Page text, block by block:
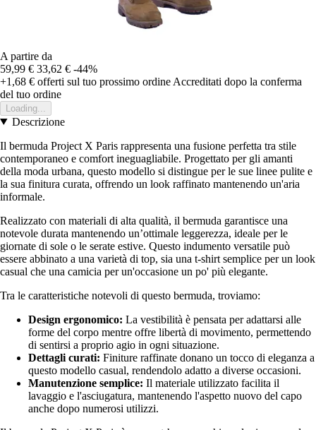
A partire da
59,99 € 33,62 € -44%
+1,68 € offerti sul tuo prossimo ordine Accreditati dopo la conferma
del tuo ordine
Loading...
Descrizione
Il bermuda Project X Paris rappresenta una fusione perfetta tra stile
contemporaneo e comfort ineguagliabile. Progettato per gli amanti
della moda urbana, questo modello si distingue per le sue linee pulite e
la sua finitura curata, offrendo un look raffinato mantenendo un'aria
informale.
Realizzato con materiali di alta qualità, il bermuda garantisce una
notevole durata mantenendo un’ottimale leggerezza, ideale per le
giornate di sole o le serate estive. Questo indumento versatile può
essere abbinato a una varietà di top, sia una t-shirt semplice per un look
casual che una camicia per un'occasione un po' più elegante.
Tra le caratteristiche notevoli di questo bermuda, troviamo:
Design ergonomico: La vestibilità è pensata per adattarsi alle
forme del corpo mentre offre libertà di movimento, permettendo
di sentirsi a proprio agio in ogni situazione.
Dettagli curati: Finiture raffinate donano un tocco di eleganza a
questo modello casual, rendendolo adatto a diverse occasioni.
Manutenzione semplice: Il materiale utilizzato facilita il
lavaggio e l'asciugatura, mantenendo l'aspetto nuovo del capo
anche dopo numerosi utilizzi.